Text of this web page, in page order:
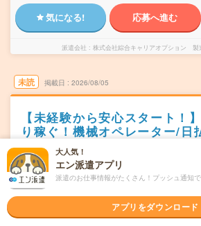
気になる! 応募へ進む
派遣会社 株式会社綜合キャリアオプション 製
未読 掲載日 2026/08/05
【未経験から安心スタート！
り稼ぐ！機械オペレーター/日
職種未経験OK
勤務地
新潟県阿賀野市
大人気！
エン派遣アプリ
派遣のお仕事情報がたくさん！プッシュ通知
アプリをダウンロード